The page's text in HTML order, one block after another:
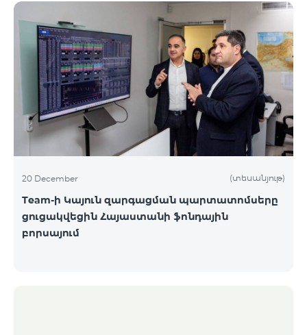
20 December (տեսանյութ)
Team-ի Կայուն զարգացման պարտատոմսերը
ցուցակվեցին Հայաստանի ֆոնդային
բորսայում